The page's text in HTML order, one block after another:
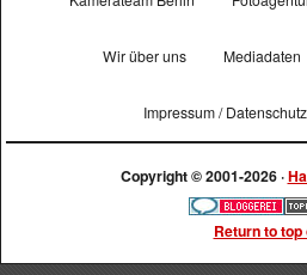
Wir über uns Mediadaten
Impressum / Datenschutz
Copyright © 2001-2026 ·
Return to top